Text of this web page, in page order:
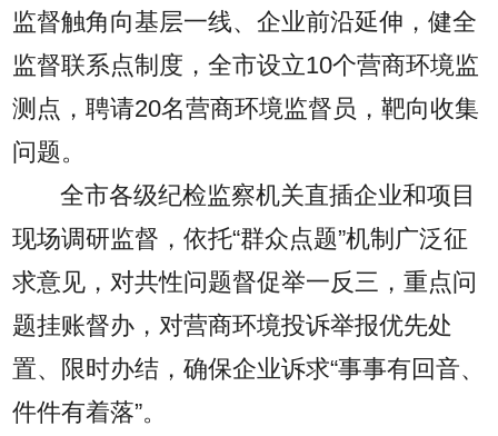
监督触角向基层一线、企业前沿延伸，健全
监督联系点制度，全市设立10个营商环境监
测点，聘请20名营商环境监督员，靶向收集
问题。
全市各级纪检监察机关直插企业和项目
现场调研监督，依托“群众点题”机制广泛征
求意见，对共性问题督促举一反三，重点问
题挂账督办，对营商环境投诉举报优先处
置、限时办结，确保企业诉求“事事有回音、
件件有着落”。